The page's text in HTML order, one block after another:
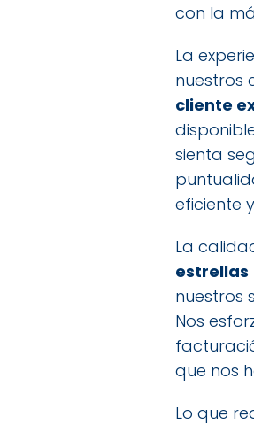
con la
La
nuestros
cliente
sienta
eficiente
La
estrellas
nuestros
Nos
que nos
Lo que